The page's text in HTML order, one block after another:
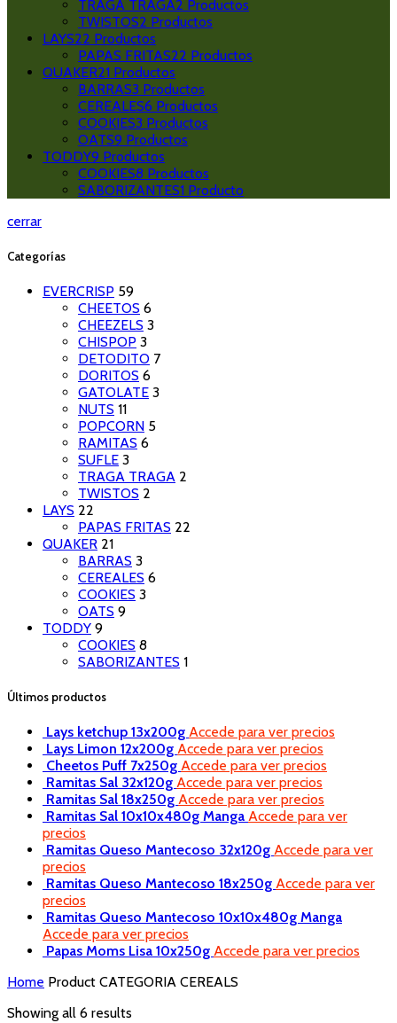
TRAGA TRAGA2 Productos
TWISTOS2 Productos
LAYS22 Productos
PAPAS FRITAS22 Productos
QUAKER21 Productos
BARRAS3 Productos
CEREALES6 Productos
COOKIES3 Productos
OATS9 Productos
TODDY9 Productos
COOKIES8 Productos
SABORIZANTES1 Producto
cerrar
Categorías
EVERCRISP 59
CHEETOS 6
CHEEZELS 3
CHISPOP 3
DETODITO 7
DORITOS 6
GATOLATE 3
NUTS 11
POPCORN 5
RAMITAS 6
SUFLE 3
TRAGA TRAGA 2
TWISTOS 2
LAYS 22
PAPAS FRITAS 22
QUAKER 21
BARRAS 3
CEREALES 6
COOKIES 3
OATS 9
TODDY 9
COOKIES 8
SABORIZANTES 1
Últimos productos
Lays ketchup 13x200g Accede para ver precios
Lays Limon 12x200g Accede para ver precios
Cheetos Puff 7x250g Accede para ver precios
Ramitas Sal 32x120g Accede para ver precios
Ramitas Sal 18x250g Accede para ver precios
Ramitas Sal 10x10x480g Manga Accede para ver
precios
Ramitas Queso Mantecoso 32x120g Accede para ver
precios
Ramitas Queso Mantecoso 18x250g Accede para ver
precios
Ramitas Queso Mantecoso 10x10x480g Manga
Accede para ver precios
Papas Moms Lisa 10x250g Accede para ver precios
Home Product CATEGORIA CEREALS
Showing all 6 results